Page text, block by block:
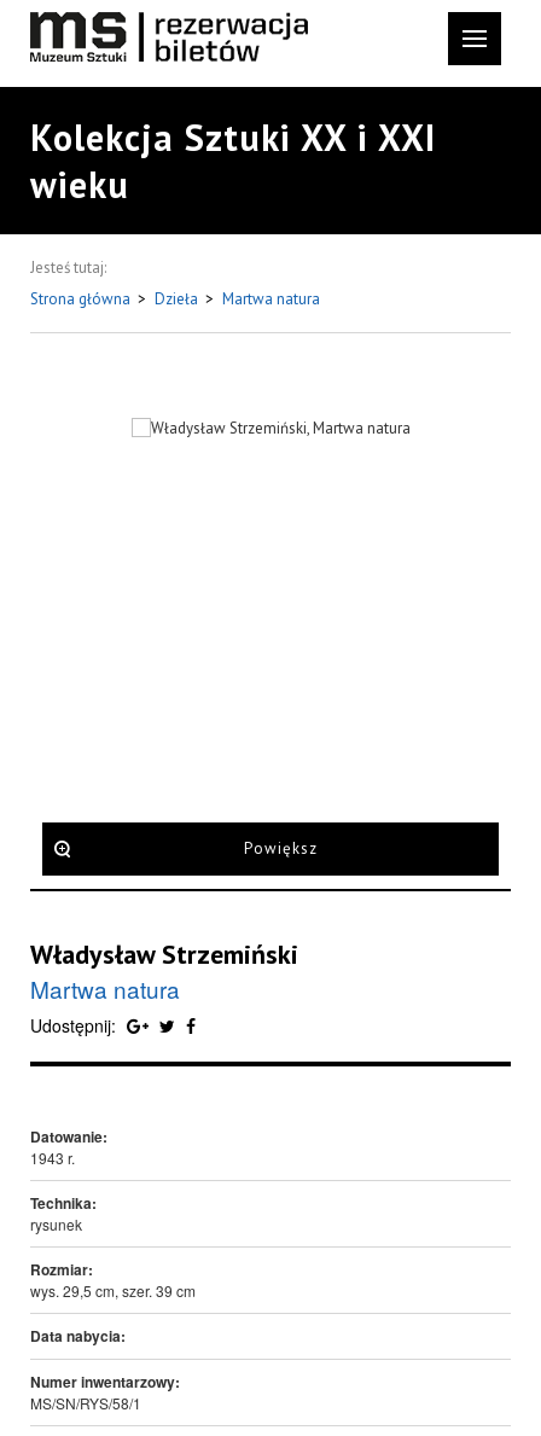
Kolekcja Sztuki XX i XXI
wieku
Jesteś tutaj:
Strona główna > Dzieła > Martwa natura
Powiększ
Władysław Strzemiński
Martwa natura
Udostępnij:
Datowanie:
1943 r.
Technika:
rysunek
Rozmiar:
wys. 29,5 cm, szer. 39 cm
Data nabycia:
Numer inwentarzowy:
MS/SN/RYS/58/1